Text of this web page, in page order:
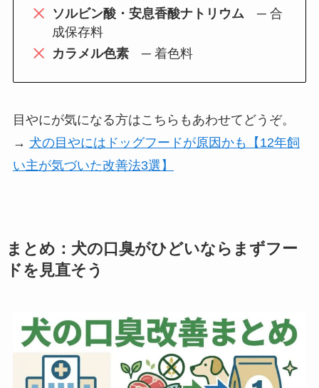
ソルビン酸・安息香酸ナトリウム ─ 合
成保存料
カラメル色素─ 着色料
目やにが気になる方はこちらもあわせてどうぞ。
→ 犬の目やにはドッグフードが原因かも【12年飼
い主が気づいた改善法3選】
まとめ：犬の口臭がひどいならまずフー
ドを見直そう